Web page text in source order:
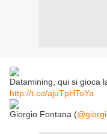
Datamining, qui si gioca
http://t.co/ajuTpHToYa
Giorgio Fontana (